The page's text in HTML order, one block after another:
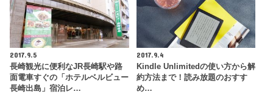
2017.9.5
長崎観光に便利なJR長崎駅や路
面電車すぐの「ホテルベルビュー
長崎出島」宿泊レ…
2017.9.4
Kindle Unlimitedの使い方から解
約方法まで！読み放題のおすす
め…